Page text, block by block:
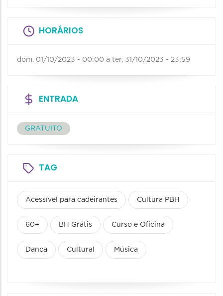
HORÁRIOS
dom, 01/10/2023 - 00:00 a ter, 31/10/2023 - 23:59
ENTRADA
GRATUITO
TAG
Acessível para cadeirantes Cultura PBH
60+ BH Grátis Curso e Oficina
Dança Cultural Música